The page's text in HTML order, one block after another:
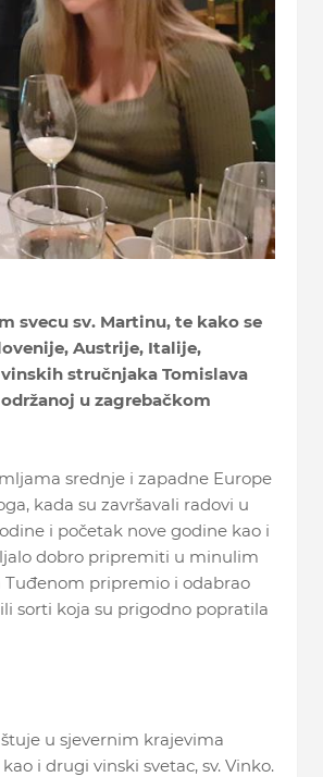
svecu sv. Martinu, te kako se
Austrije, Italije,
stručnjaka Tomislava
u zagrebačkom
srednje i zapadne Europe
kada su završavali radovi u
i početak nove godine kao i
dobro pripremiti u minulim
Tuđenom pripremio i odabrao
sorti koja su prigodno popratila
u sjevernim krajevima
i drugi vinski svetac, sv. Vinko.